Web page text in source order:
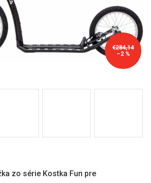
€284,14
–2 %
zo série Kostka Fun pre